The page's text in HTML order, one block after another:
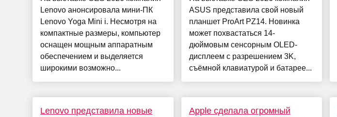
Lenovo анонсировала мини-ПК
Lenovo Yoga Mini i. Несмотря на
компактные размеры, компьютер
оснащен мощным аппаратным
обеспечением и выделяется
широкими возможно...
Lenovo представила новые
ASUS представила свой новый
планшет ProArt PZ14. Новинка
может похвастаться 14-
дюймовым сенсорным OLED-
дисплеем с разрешением 3K,
съёмной клавиатурой и батарее...
Apple сделала огромный